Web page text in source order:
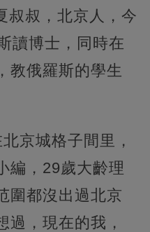
叔叔，北京人，今
讀博士，同時在
教俄羅斯的學生
京城格子間里，
編，29歲大齡理
圍都沒出過北京
過，現在的我，